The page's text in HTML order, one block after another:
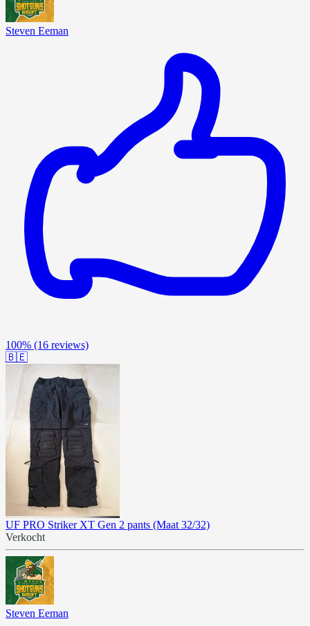
Steven Eeman
100% (16 reviews)
🇧🇪
UF PRO Striker XT Gen 2 pants (Maat 32/32)
Verkocht
Steven Eeman